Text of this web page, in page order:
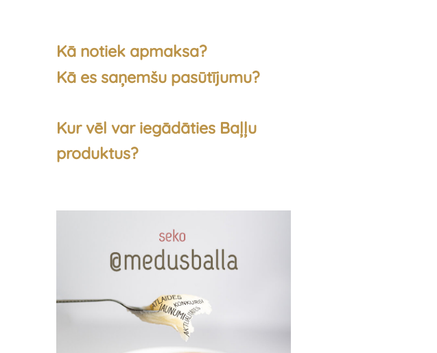
Kā notiek apmaksa?
Kā es saņemšu pasūtījumu?
Kur vēl var iegādāties Baļļu
produktus?